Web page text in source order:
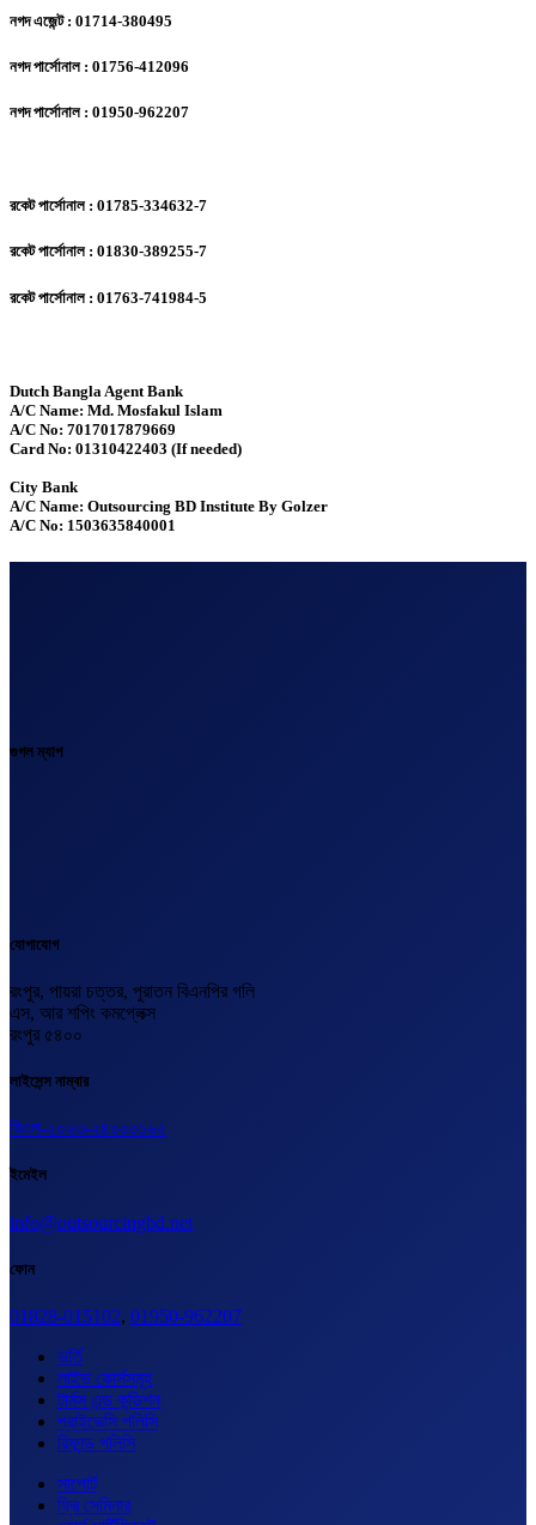
নগদ এজেন্ট : 01714-380495
নগদ পার্সোনাল : 01756-412096
নগদ পার্সোনাল : 01950-962207
রকেট পার্সোনাল : 01785-334632-7
রকেট পার্সোনাল : 01830-389255-7
রকেট পার্সোনাল : 01763-741984-5
Dutch Bangla Agent Bank
A/C Name: Md. Mosfakul Islam
A/C No: 7017017879669
Card No: 01310422403 (If needed)
City Bank
A/C Name: Outsourcing BD Institute By Golzer
A/C No: 1503635840001
গুগল ম্যাপ
যোগাযোগ
রংপুর, পায়রা চত্তর, পুরাতন বিএনপির গলি
এস, আর শপিং কমপ্লেক্স
রংপুর ৫৪০০
লাইসেন্স নাম্বার
বিএল-২০২৩-২৪০০০১৬২
ইমেইল
info@outsourcingbd.net
ফোন
01828-015102, 01950-962207
ভর্তি
লাইভ কোর্সসমূহ
টার্মস এন্ড কন্ডিশন
প্রাইভেসি পলিসি
রিফান্ড পলিসি
সাপোর্ট
ফ্রি সেমিনার